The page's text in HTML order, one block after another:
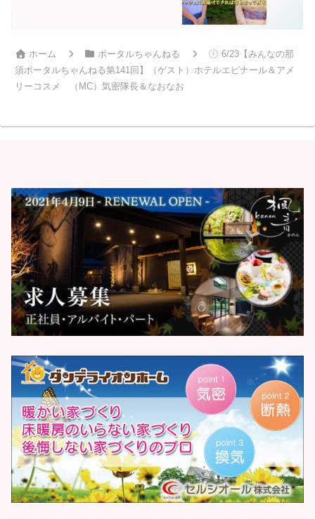
ホーム ポータルちゃんねる
6/23【みんなの那
須ポータルちゃんねる第141回】（ゲスト）ホテルエピナール＆アメ
リーコスメ （MC）気密隊長＆なおなお